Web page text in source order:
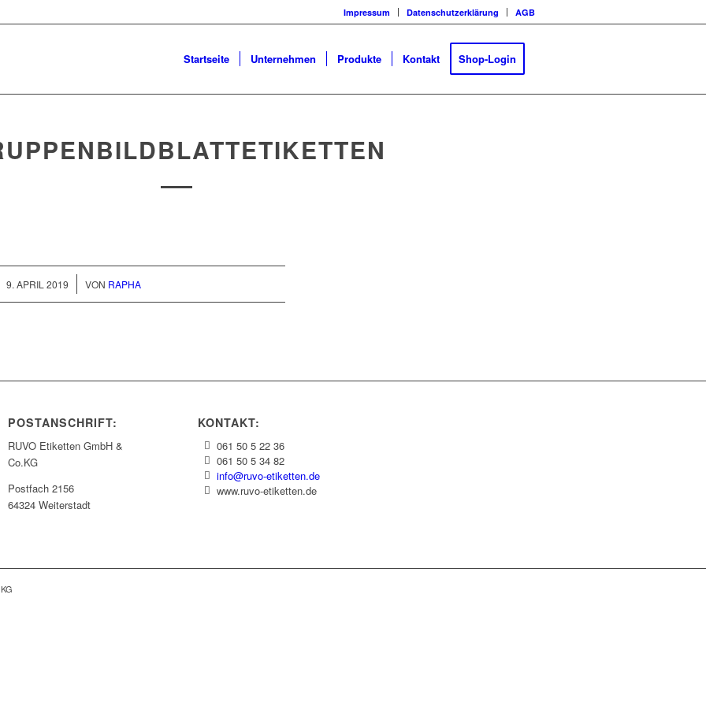
Impressum Datenschutzerklärung AGB
Startseite Unternehmen Produkte Kontakt Shop-Login
9. APRIL 2019
/ VON RAPHA
POSTANSCHRIFT:
RUVO Etiketten GmbH &
Co.KG
Postfach 2156
64324 Weiterstadt
KONTAKT:
061 50 5 22 36
061 50 5 34 82
info@ruvo-etiketten.de
www.ruvo-etiketten.de